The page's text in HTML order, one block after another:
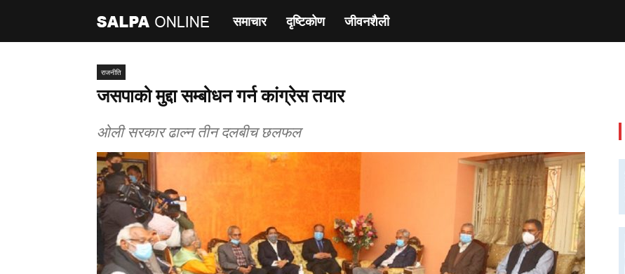
साल्पा
समाचार दृष्टिकाेण जीवनशैली
राजनीति
जसपाको मुद्दा सम्बोधन गर्न कांग्रेस तयार
ओली सरकार ढाल्न तीन दलबीच छलफल